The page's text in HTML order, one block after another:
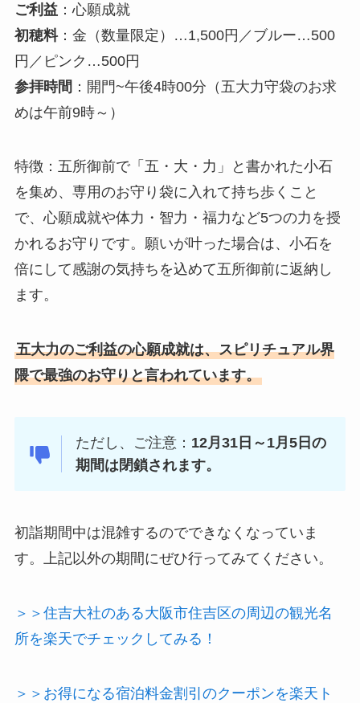
ご利益：心願成就
初穂料：金（数量限定）…1,500円／ブルー…500
円／ピンク…500円
参拝時間 ：開門~午後4時00分（五大力守袋のお求
めは午前9時～）
特徴：五所御前で「五・大・力」と書かれた小石
を集め、専用のお守り袋に入れて持ち歩くこと
で、心願成就や体力・智力・福力など5つの力を授
かれるお守りです。願いが叶った場合は、小石を
倍にして感謝の気持ちを込めて五所御前に返納し
ます。
五大力のご利益の心願成就は、スピリチュアル界
隈で最強のお守りと言われています。
ただし、ご注意： 12月31日～1月5日の
期間は閉鎖されます。
初詣期間中は混雑するのでできなくなっていま
す。上記以外の期間にぜひ行ってみてください。
＞＞住吉大社のある大阪市住吉区の周辺の観光名
所を楽天でチェックしてみる！
＞＞お得になる宿泊料金割引のクーポンを楽天ト